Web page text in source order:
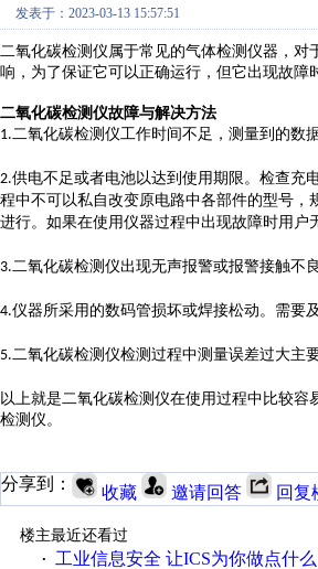
发表于：2023-03-13 15:57:51
二氧化碳检测仪属于常见的气体检测仪器，
响，为了保证它可以正确运行，但它出现故障
二氧化碳检测仪故障与解决方法
1.二氧化碳检测仪工作时间不足 ，测量到的数
2.供电不足或者电池以达到使用期限。 检查充
程中不可以私自改变原电路中各部件的型号 ，
进行。 如果在使用仪器过程中出现故障时用户
3.二氧化碳检测仪出现无声报警或报警接触不良
4.仪器所采用的数码管损坏或焊接松动。 需要
5.二氧化碳检测仪检测过程中测量误差过大主
以上就是二氧化碳检测仪在使用过程中比较
检测仪。
分享到： 收藏 邀请回答 回复
楼主最近还看过
·
工业信息安全 让ICS为你做点什么